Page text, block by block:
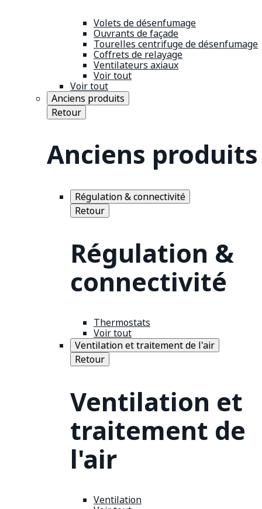
Volets de désenfumage
Ouvrants de façade
Tourelles centrifuge de désenfumage
Coffrets de relayage
Ventilateurs axiaux
Voir tout
Voir tout
Anciens produits
Retour
Anciens produits
Régulation & connectivité
Retour
Régulation &
connectivité
Thermostats
Voir tout
Ventilation et traitement de l'air
Retour
Ventilation et
traitement de
l'air
Ventilation